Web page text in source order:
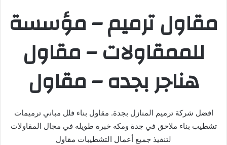
مقاول ترميم – مؤسسة
للممقاولات – مقاول
هناجر بجده – مقاول
افضل شركة ترميم المنازل بجدة. مقاول بناء فلل مباني ترميمات
تشطيب بناء ملاحق في جدة ومكه خبره طويله في مجال المقاولات
لتنفيذ جميع أعمال التشطيبات مقاول